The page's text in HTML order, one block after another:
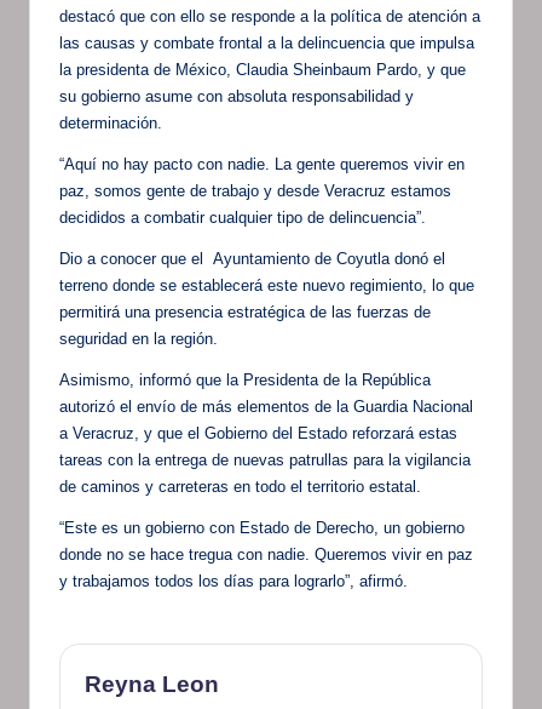
destacó que con ello se responde a la política de atención a
las causas y combate frontal a la delincuencia que impulsa
la presidenta de México, Claudia Sheinbaum Pardo, y que
su gobierno asume con absoluta responsabilidad y
determinación.
“Aquí no hay pacto con nadie. La gente queremos vivir en
paz, somos gente de trabajo y desde Veracruz estamos
decididos a combatir cualquier tipo de delincuencia”.
Dio a conocer que el Ayuntamiento de Coyutla donó el
terreno donde se establecerá este nuevo regimiento, lo que
permitirá una presencia estratégica de las fuerzas de
seguridad en la región.
Asimismo, informó que la Presidenta de la República
autorizó el envío de más elementos de la Guardia Nacional
a Veracruz, y que el Gobierno del Estado reforzará estas
tareas con la entrega de nuevas patrullas para la vigilancia
de caminos y carreteras en todo el territorio estatal.
“Este es un gobierno con Estado de Derecho, un gobierno
donde no se hace tregua con nadie. Queremos vivir en paz
y trabajamos todos los días para lograrlo”, afirmó.
Reyna Leon